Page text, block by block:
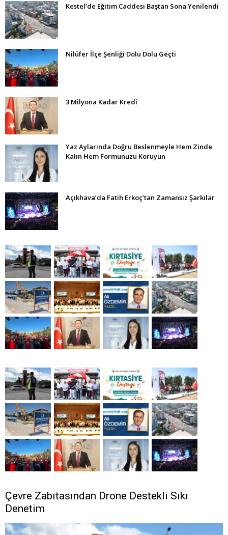
Kestel’de Eğitim Caddesi Baştan Sona Yenilendi
Nilüfer İlçe Şenliği Dolu Dolu Geçti
3 Milyona Kadar Kredi
Yaz Aylarında Doğru Beslenmeyle Hem Zinde
Kalın Hem Formunuzu Koruyun
Açıkhava’da Fatih Erkoç’tan Zamansız Şarkılar
Çevre Zabıtasından Drone Destekli Sıkı
Denetim